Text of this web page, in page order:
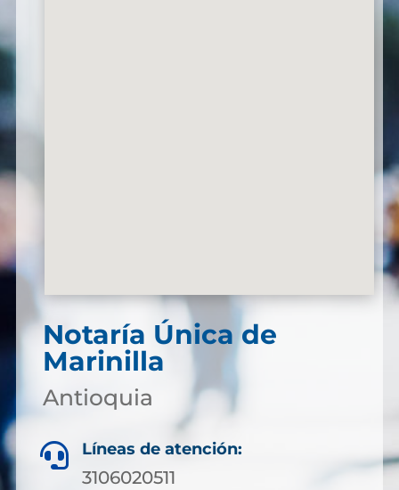
Notaría Única de
Marinilla
Antioquia
 Líneas de atención:
3106020511